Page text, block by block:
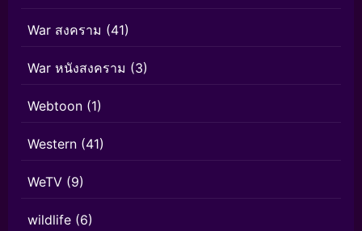
War สงคราม (41)
War หนังสงคราม (3)
Webtoon (1)
Western (41)
WeTV (9)
wildlife (6)